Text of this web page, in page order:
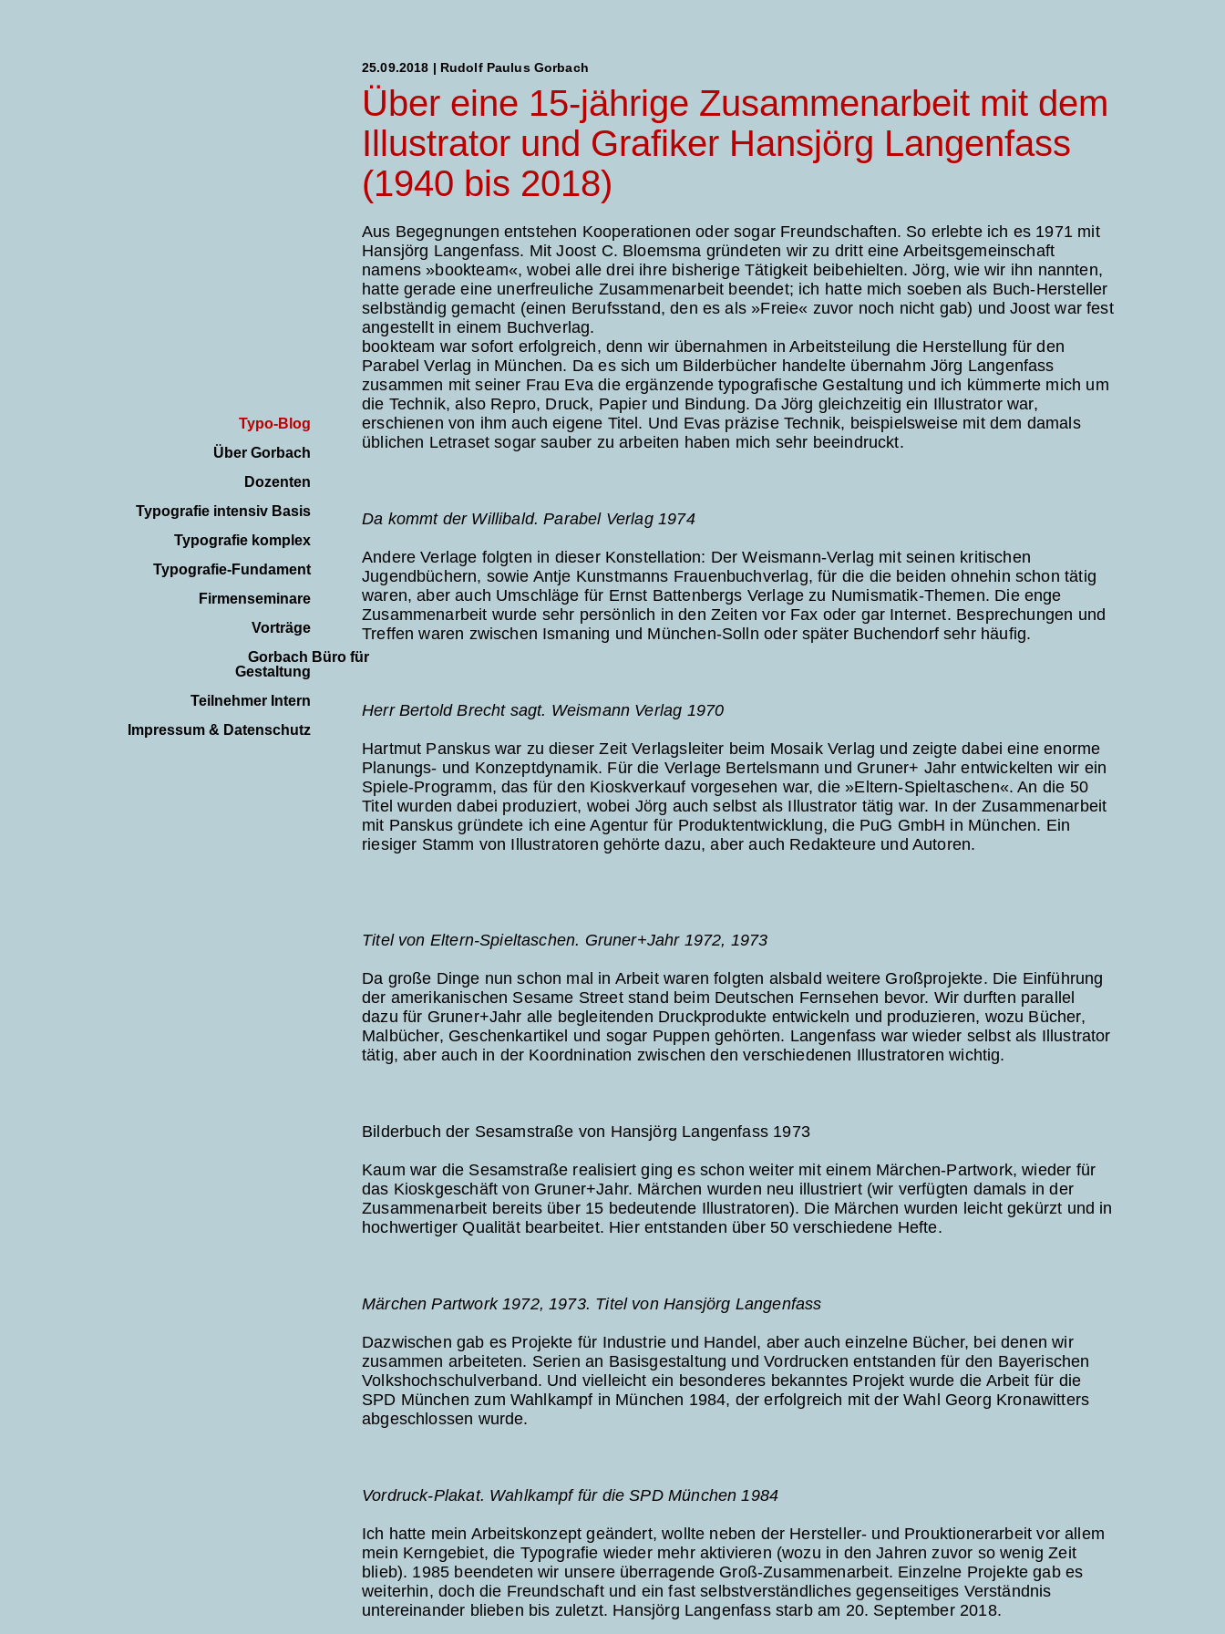
Typo-Blog
Über Gorbach
Dozenten
Typografie intensiv Basis
Typografie komplex
Typografie-Fundament
Firmenseminare
Vorträge
Gorbach Büro für
Gestaltung
Teilnehmer Intern
Impressum & Datenschutz
25.09.2018 | Rudolf Paulus Gorbach
Über eine 15-jährige Zusammenarbeit mit dem
Illustrator und Grafiker Hansjörg Langenfass
(1940 bis 2018)
Aus Begegnungen entstehen Kooperationen oder sogar Freundschaften. So erlebte ich es 1971 mit
Hansjörg Langenfass. Mit Joost C. Bloemsma gründeten wir zu dritt eine Arbeitsgemeinschaft
namens »bookteam«, wobei alle drei ihre bisherige Tätigkeit beibehielten. Jörg, wie wir ihn nannten,
hatte gerade eine unerfreuliche Zusammenarbeit beendet; ich hatte mich soeben als Buch-Hersteller
selbständig gemacht (einen Berufsstand, den es als »Freie« zuvor noch nicht gab) und Joost war fest
angestellt in einem Buchverlag.
bookteam war sofort erfolgreich, denn wir übernahmen in Arbeitsteilung die Herstellung für den
Parabel Verlag in München. Da es sich um Bilderbücher handelte übernahm Jörg Langenfass
zusammen mit seiner Frau Eva die ergänzende typografische Gestaltung und ich kümmerte mich um
die Technik, also Repro, Druck, Papier und Bindung. Da Jörg gleichzeitig ein Illustrator war,
erschienen von ihm auch eigene Titel. Und Evas präzise Technik, beispielsweise mit dem damals
üblichen Letraset sogar sauber zu arbeiten haben mich sehr beeindruckt.
Da kommt der Willibald. Parabel Verlag 1974
Andere Verlage folgten in dieser Konstellation: Der Weismann-Verlag mit seinen kritischen
Jugendbüchern, sowie Antje Kunstmanns Frauenbuchverlag, für die die beiden ohnehin schon tätig
waren, aber auch Umschläge für Ernst Battenbergs Verlage zu Numismatik-Themen. Die enge
Zusammenarbeit wurde sehr persönlich in den Zeiten vor Fax oder gar Internet. Besprechungen und
Treffen waren zwischen Ismaning und München-Solln oder später Buchendorf sehr häufig.
Herr Bertold Brecht sagt. Weismann Verlag 1970
Hartmut Panskus war zu dieser Zeit Verlagsleiter beim Mosaik Verlag und zeigte dabei eine enorme
Planungs- und Konzeptdynamik. Für die Verlage Bertelsmann und Gruner+ Jahr entwickelten wir ein
Spiele-Programm, das für den Kioskverkauf vorgesehen war, die »Eltern-Spieltaschen«. An die 50
Titel wurden dabei produziert, wobei Jörg auch selbst als Illustrator tätig war. In der Zusammenarbeit
mit Panskus gründete ich eine Agentur für Produktentwicklung, die PuG GmbH in München. Ein
riesiger Stamm von Illustratoren gehörte dazu, aber auch Redakteure und Autoren.
Titel von Eltern-Spieltaschen. Gruner+Jahr 1972, 1973
Da große Dinge nun schon mal in Arbeit waren folgten alsbald weitere Großprojekte. Die Einführung
der amerikanischen Sesame Street stand beim Deutschen Fernsehen bevor. Wir durften parallel
dazu für Gruner+Jahr alle begleitenden Druckprodukte entwickeln und produzieren, wozu Bücher,
Malbücher, Geschenkartikel und sogar Puppen gehörten. Langenfass war wieder selbst als Illustrator
tätig, aber auch in der Koordnination zwischen den verschiedenen Illustratoren wichtig.
Bilderbuch der Sesamstraße von Hansjörg Langenfass 1973
Kaum war die Sesamstraße realisiert ging es schon weiter mit einem Märchen-Partwork, wieder für
das Kioskgeschäft von Gruner+Jahr. Märchen wurden neu illustriert (wir verfügten damals in der
Zusammenarbeit bereits über 15 bedeutende Illustratoren). Die Märchen wurden leicht gekürzt und in
hochwertiger Qualität bearbeitet. Hier entstanden über 50 verschiedene Hefte.
Märchen Partwork 1972, 1973. Titel von Hansjörg Langenfass
Dazwischen gab es Projekte für Industrie und Handel, aber auch einzelne Bücher, bei denen wir
zusammen arbeiteten. Serien an Basisgestaltung und Vordrucken entstanden für den Bayerischen
Volkshochschulverband. Und vielleicht ein besonderes bekanntes Projekt wurde die Arbeit für die
SPD München zum Wahlkampf in München 1984, der erfolgreich mit der Wahl Georg Kronawitters
abgeschlossen wurde.
Vordruck-Plakat. Wahlkampf für die SPD München 1984
Ich hatte mein Arbeitskonzept geändert, wollte neben der Hersteller- und Prouktionerarbeit vor allem
mein Kerngebiet, die Typografie wieder mehr aktivieren (wozu in den Jahren zuvor so wenig Zeit
blieb). 1985 beendeten wir unsere überragende Groß-Zusammenarbeit. Einzelne Projekte gab es
weiterhin, doch die Freundschaft und ein fast selbstverständliches gegenseitiges Verständnis
untereinander blieben bis zuletzt. Hansjörg Langenfass starb am 20. September 2018.